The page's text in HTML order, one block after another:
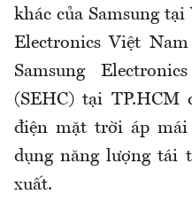
khác của Samsung
Electronics Việt
Samsung
(SEHC) tại TP.HCM
điện mặt trời áp
dụng năng lượng tái
xuất.